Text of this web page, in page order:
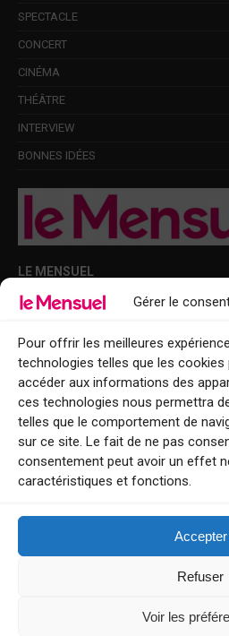
Gérer le
Pour offrir les meilleures
technologies telles que les
accéder aux informations des
ces technologies nous permettra
telles que le comportement de
sur ce site. Le fait de ne pas
consentement peut avoir un effet
caractéristiques et fonctions.
Accepter
Refuser
Voir les
SPECTACLE
CONCERT
CINÉMA
THÉÂTRE
INTERVIEW
BONNES IDÉES
LE MENSUEL
Points de diffusion Var et Alpes-
Le Mensuel en PDF : consultez le
Qui sommes-nous ?
BFM Top Sorties
EVENT
Tourisme week-end : envie de vous
Explorez nos bonnes adresses
Contact